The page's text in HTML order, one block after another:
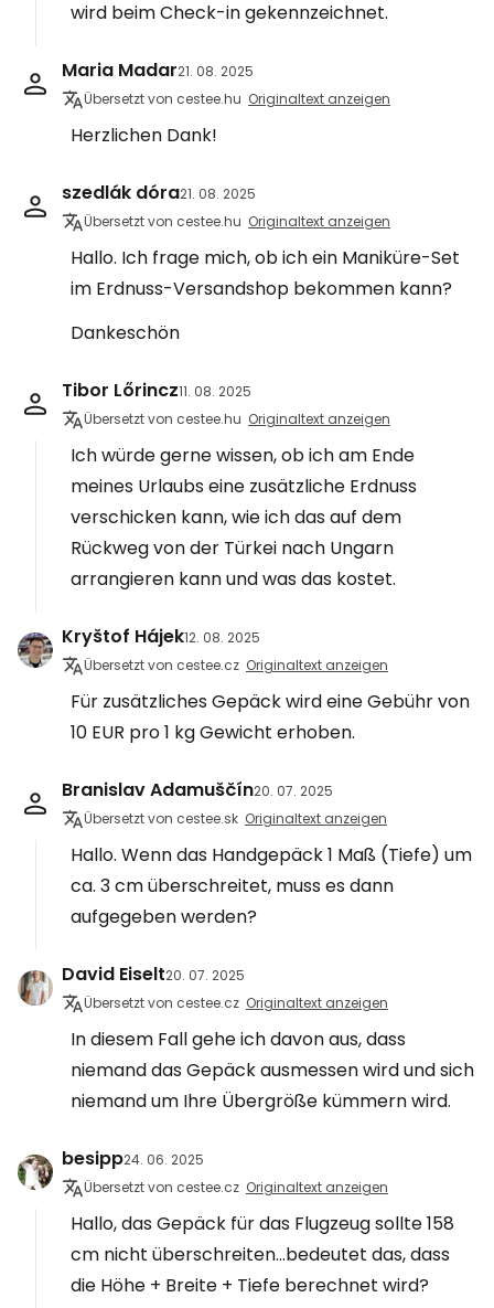
wird beim Check-in gekennzeichnet.
Maria Madar21. 08. 2025
Übersetzt von cestee.hu Originaltext anzeigen
Herzlichen Dank!
szedlák dóra21. 08. 2025
Übersetzt von cestee.hu Originaltext anzeigen
Hallo. Ich frage mich, ob ich ein Maniküre-Set
im Erdnuss-Versandshop bekommen kann?
Dankeschön
Tibor Lőrincz11. 08. 2025
Übersetzt von cestee.hu Originaltext anzeigen
Ich würde gerne wissen, ob ich am Ende
meines Urlaubs eine zusätzliche Erdnuss
verschicken kann, wie ich das auf dem
Rückweg von der Türkei nach Ungarn
arrangieren kann und was das kostet.
Kryštof Hájek12. 08. 2025
Übersetzt von cestee.cz Originaltext anzeigen
Für zusätzliches Gepäck wird eine Gebühr von
10 EUR pro 1 kg Gewicht erhoben.
Branislav Adamuščín20. 07. 2025
Übersetzt von cestee.sk Originaltext anzeigen
Hallo. Wenn das Handgepäck 1 Maß (Tiefe) um
ca. 3 cm überschreitet, muss es dann
aufgegeben werden?
David Eiselt20. 07. 2025
Übersetzt von cestee.cz Originaltext anzeigen
In diesem Fall gehe ich davon aus, dass
niemand das Gepäck ausmessen wird und sich
niemand um Ihre Übergröße kümmern wird.
besipp24. 06. 2025
Übersetzt von cestee.cz Originaltext anzeigen
Hallo, das Gepäck für das Flugzeug sollte 158
cm nicht überschreiten...bedeutet das, dass
die Höhe + Breite + Tiefe berechnet wird?